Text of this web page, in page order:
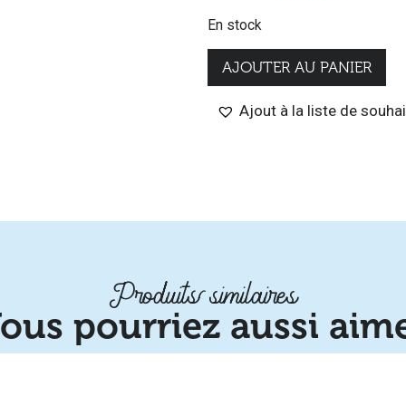
En stock
AJOUTER AU PANIER
Ajout à la liste de
Produits similaires
pourriez aussi